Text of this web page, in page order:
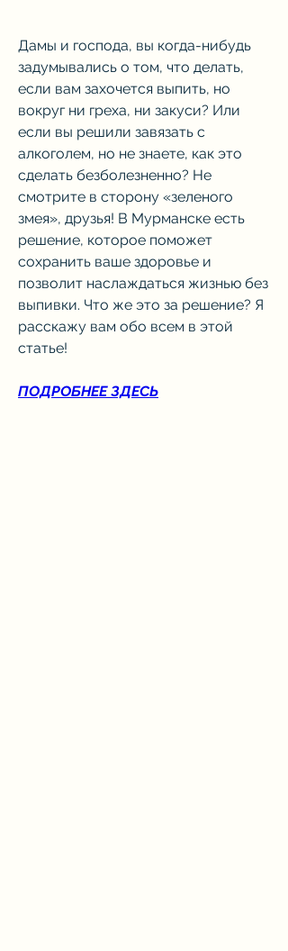
Дамы и господа, вы когда-нибудь
задумывались о том, что делать,
если вам захочется выпить, но
вокруг ни греха, ни закуси? Или
если вы решили завязать с
алкоголем, но не знаете, как это
сделать безболезненно? Не
смотрите в сторону «зеленого
змея», друзья! В Мурманске есть
решение, которое поможет
сохранить ваше здоровье и
позволит наслаждаться жизнью без
выпивки. Что же это за решение? Я
расскажу вам обо всем в этой
статье!
ПОДРОБНЕЕ ЗДЕСЬ